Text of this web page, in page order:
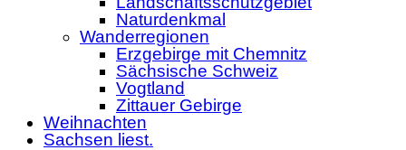
Naturdenkmal
Wanderregionen
Erzgebirge mit Chemnitz
Sächsische Schweiz
Vogtland
Zittauer Gebirge
Weihnachten
Sachsen liest.